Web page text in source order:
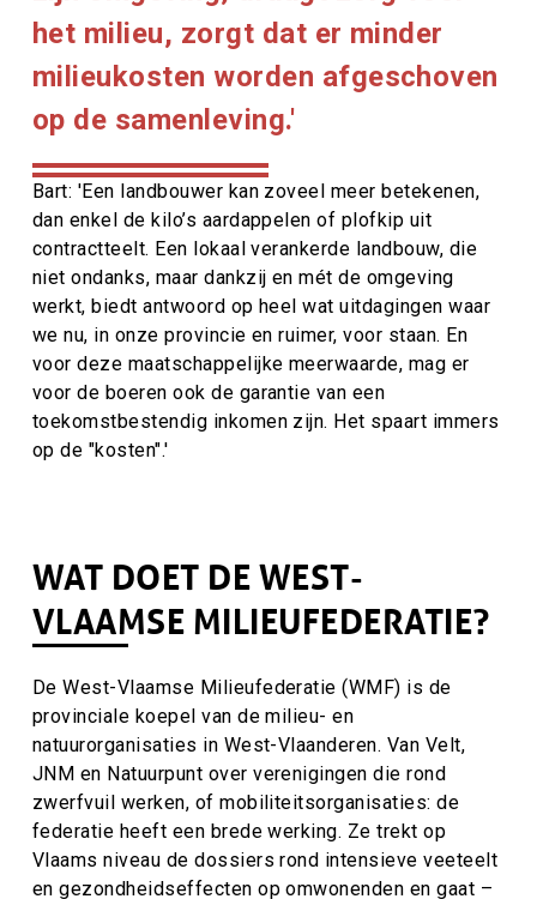
het milieu, zorgt dat er minder
milieukosten worden afgeschoven
op de samenleving.'
Bart: 'Een landbouwer kan zoveel meer betekenen,
dan enkel de kilo’s aardappelen of plofkip uit
contractteelt. Een lokaal verankerde landbouw, die
niet ondanks, maar dankzij en mét de omgeving
werkt, biedt antwoord op heel wat uitdagingen waar
we nu, in onze provincie en ruimer, voor staan. En
voor deze maatschappelijke meerwaarde, mag er
voor de boeren ook de garantie van een
toekomstbestendig inkomen zijn. Het spaart immers
op de "kosten".'
WAT DOET DE WEST-
VLAAMSE MILIEUFEDERATIE?
De West-Vlaamse Milieufederatie (WMF) is de
provinciale koepel van de milieu- en
natuurorganisaties in West-Vlaanderen. Van Velt,
JNM en Natuurpunt over verenigingen die rond
zwerfvuil werken, of mobiliteitsorganisaties: de
federatie heeft een brede werking. Ze trekt op
Vlaams niveau de dossiers rond intensieve veeteelt
en gezondheidseffecten op omwonenden en gaat –